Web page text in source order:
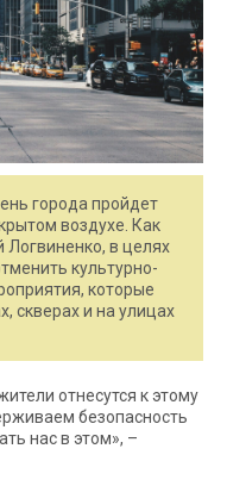
города пройдет
воздухе. Как
в целях
культурно-
которые
скверах и на улицах
отнесутся к этому
безопасность
нас в этом», –